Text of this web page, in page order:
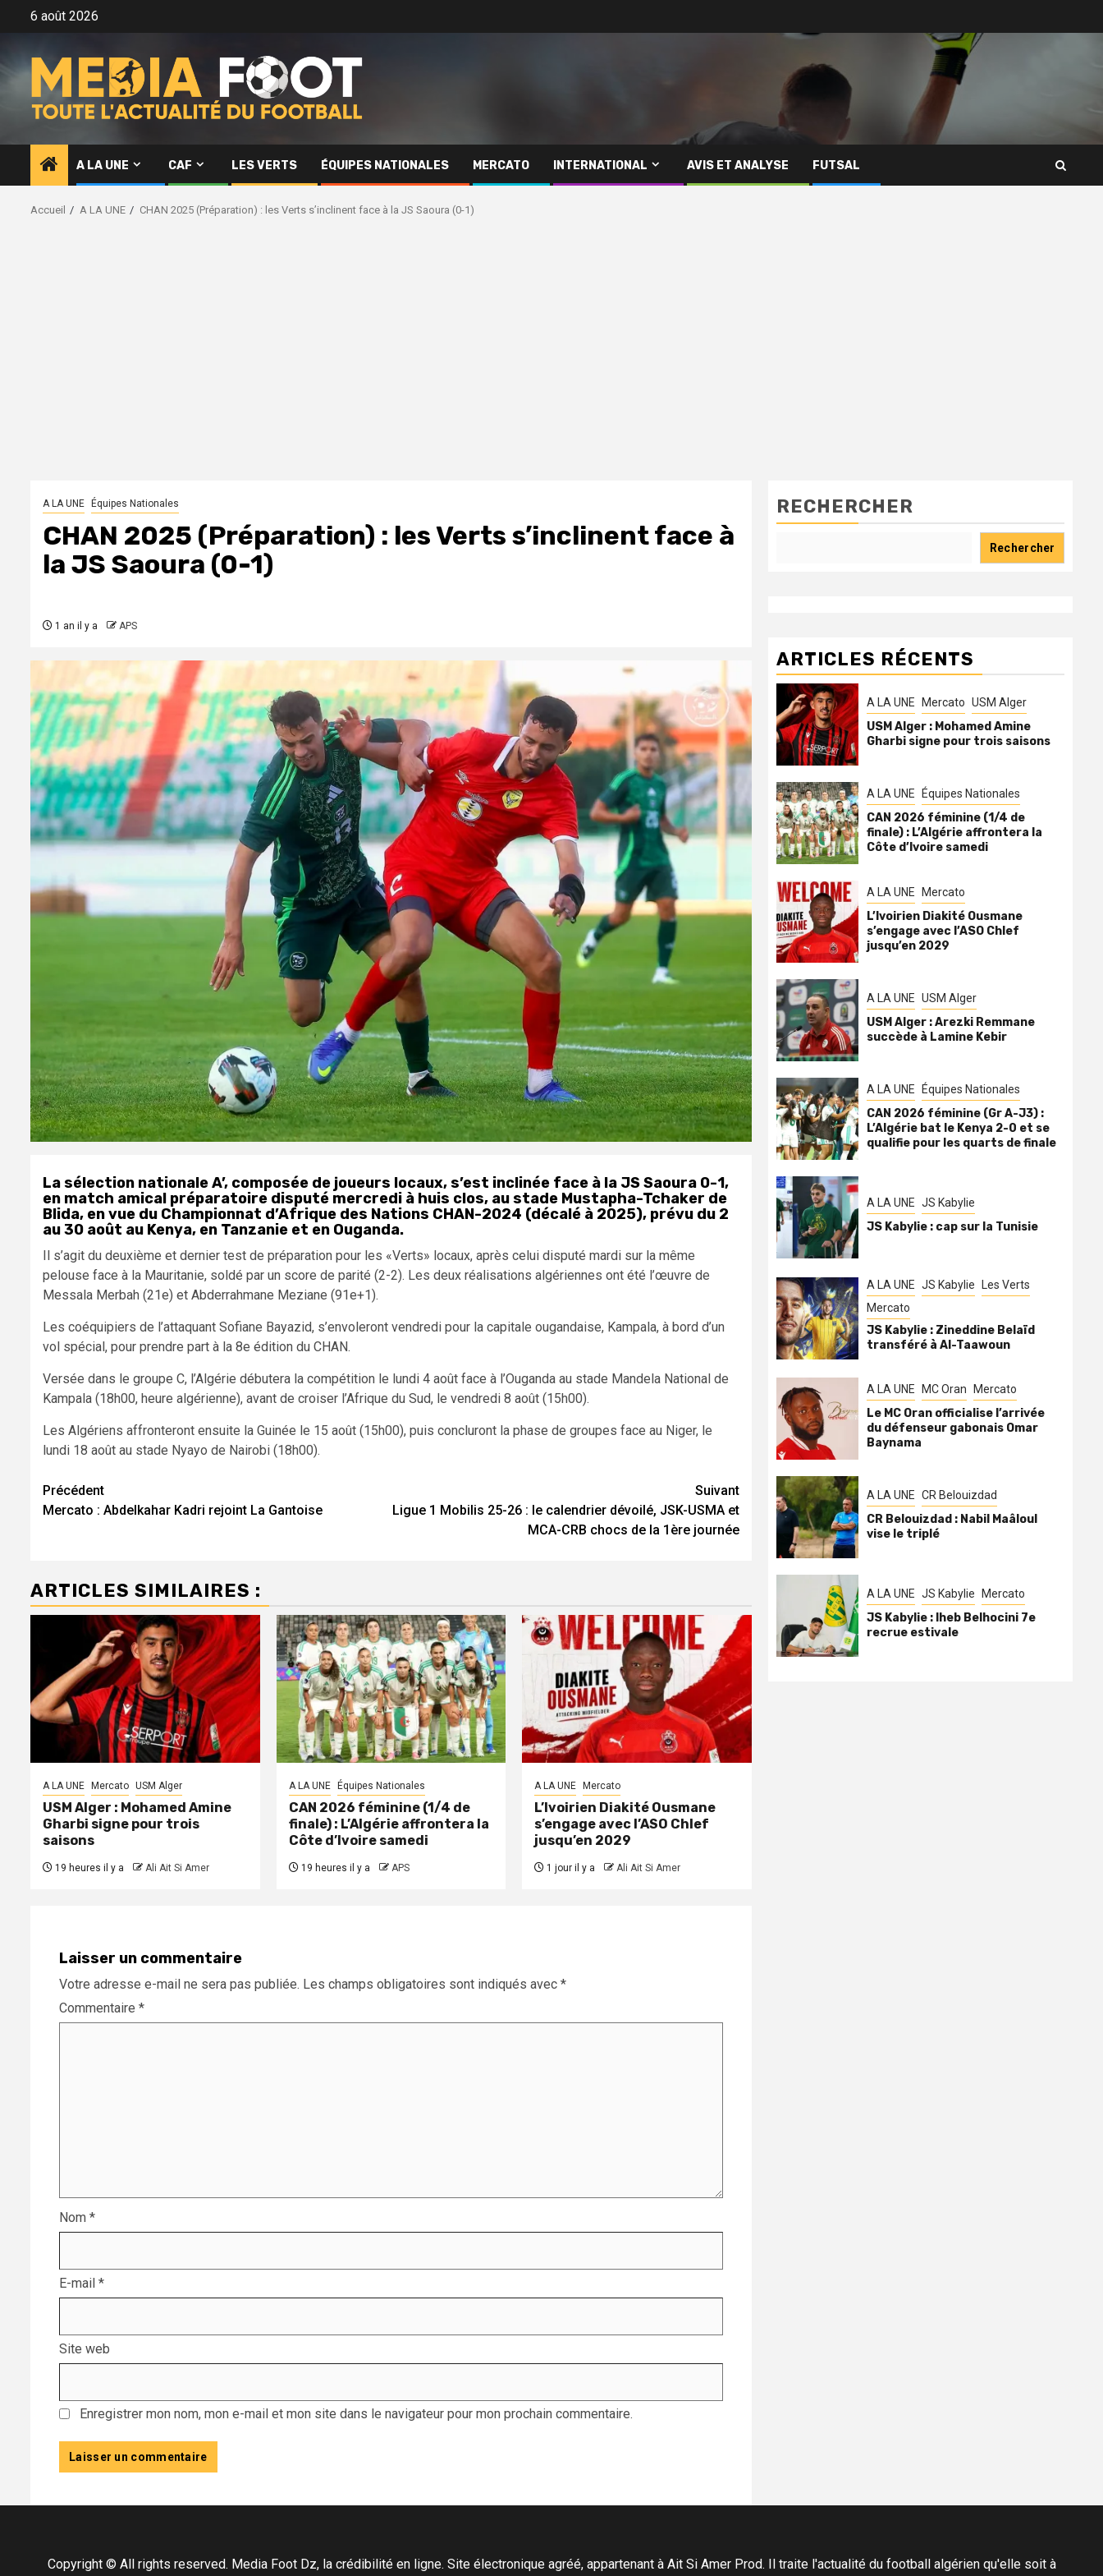
6 août 2026
A LA UNE CAF LES VERTS ÉQUIPES NATIONALES MERCATO INTERNATIONAL AVIS ET ANALYSE FUTSAL
Accueil A LA UNE CHAN 2025 (Préparation) : les Verts s’inclinent face à la JS Saoura (0-1)
A LA UNE Équipes Nationales
CHAN 2025 (Préparation) : les Verts s’inclinent face à
la JS Saoura (0-1)
1 an il y a APS
La sélection nationale A’, composée de joueurs locaux, s’est inclinée face à la JS Saoura 0-1,
en match amical préparatoire disputé mercredi à huis clos, au stade Mustapha-Tchaker de
Blida, en vue du Championnat d’Afrique des Nations CHAN-2024 (décalé à 2025), prévu du 2
au 30 août au Kenya, en Tanzanie et en Ouganda.
Il s’agit du deuxième et dernier test de préparation pour les «Verts» locaux, après celui disputé mardi sur la même
pelouse face à la Mauritanie, soldé par un score de parité (2-2). Les deux réalisations algériennes ont été l’œuvre de
Messala Merbah (21e) et Abderrahmane Meziane (91e+1).
Les coéquipiers de l’attaquant Sofiane Bayazid, s’envoleront vendredi pour la capitale ougandaise, Kampala, à bord d’un
vol spécial, pour prendre part à la 8e édition du CHAN.
Versée dans le groupe C, l’Algérie débutera la compétition le lundi 4 août face à l’Ouganda au stade Mandela National de
Kampala (18h00, heure algérienne), avant de croiser l’Afrique du Sud, le vendredi 8 août (15h00).
Les Algériens affronteront ensuite la Guinée le 15 août (15h00), puis concluront la phase de groupes face au Niger, le
lundi 18 août au stade Nyayo de Nairobi (18h00).
Navigation
d’article
Précédent
Mercato : Abdelkahar Kadri rejoint La Gantoise
Suivant
Ligue 1 Mobilis 25-26 : le calendrier dévoilé, JSK-USMA et
MCA-CRB chocs de la 1ère journée
ARTICLES SIMILAIRES :
A LA UNE Mercato USM Alger
USM Alger : Mohamed Amine
Gharbi signe pour trois
saisons
19 heures il y a Ali Ait Si Amer
A LA UNE Équipes Nationales
CAN 2026 féminine (1/4 de
finale) : L’Algérie affrontera la
Côte d’Ivoire samedi
19 heures il y a APS
A LA UNE Mercato
L’Ivoirien Diakité Ousmane
s’engage avec l’ASO Chlef
jusqu’en 2029
1 jour il y a Ali Ait Si Amer
Laisser un commentaire
Votre adresse e-mail ne sera pas publiée. Les champs obligatoires sont indiqués avec *
Commentaire *
Nom *
E-mail *
Site web
Enregistrer mon nom, mon e-mail et mon site dans le navigateur pour mon prochain commentaire.
RECHERCHER
Rechercher
ARTICLES RÉCENTS
A LA UNE Mercato USM Alger
USM Alger : Mohamed Amine
Gharbi signe pour trois saisons
A LA UNE Équipes Nationales
CAN 2026 féminine (1/4 de
finale) : L’Algérie affrontera la
Côte d’Ivoire samedi
A LA UNE Mercato
L’Ivoirien Diakité Ousmane
s’engage avec l’ASO Chlef
jusqu’en 2029
A LA UNE USM Alger
USM Alger : Arezki Remmane
succède à Lamine Kebir
A LA UNE Équipes Nationales
CAN 2026 féminine (Gr A-J3) :
L’Algérie bat le Kenya 2-0 et se
qualifie pour les quarts de finale
A LA UNE JS Kabylie
JS Kabylie : cap sur la Tunisie
A LA UNE JS Kabylie
Les Verts
Mercato
JS Kabylie : Zineddine Belaïd
transféré à Al-Taawoun
A LA UNE MC Oran Mercato
Le MC Oran officialise l’arrivée
du défenseur gabonais Omar
Baynama
A LA UNE CR Belouizdad
CR Belouizdad : Nabil Maâloul
vise le triplé
A LA UNE JS Kabylie Mercato
JS Kabylie : Iheb Belhocini 7e
recrue estivale
Copyright © All rights reserved. Media Foot Dz, la crédibilité en ligne. Site électronique agréé, appartenant à Ait Si Amer Prod. Il traite l'actualité du football algérien qu'elle soit à